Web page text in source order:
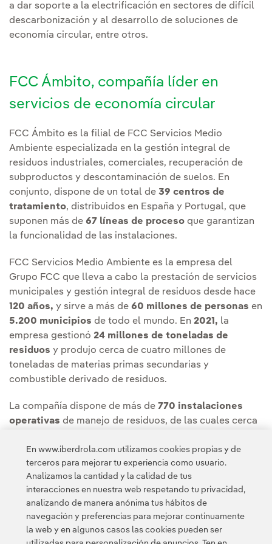
a dar soporte a la electrificación en sectores de difícil
descarbonización y al desarrollo de soluciones de
economía circular, entre otros.
FCC Ámbito, compañía líder en
servicios de economía circular
FCC Ámbito es la filial de FCC Servicios Medio
Ambiente especializada en la gestión integral de
residuos industriales, comerciales, recuperación de
subproductos y descontaminación de suelos. En
conjunto, dispone de un total de 39 centros de
tratamiento, distribuidos en España y Portugal, que
suponen más de 67 líneas de proceso que garantizan
la funcionalidad de las instalaciones.
FCC Servicios Medio Ambiente es la empresa del
Grupo FCC que lleva a cabo la prestación de servicios
municipales y gestión integral de residuos desde hace
120 años, y sirve a más de 60 millones de personas en
5.200 municipios de todo el mundo. En 2021, la
empresa gestionó 24 millones de toneladas de
residuos y produjo cerca de cuatro millones de
toneladas de materias primas secundarias y
combustible derivado de residuos.
La compañía dispone de más de 770 instalaciones
operativas de manejo de residuos, de las cuales cerca
tratamiento y reciclaje de éstos, incluyendo 11
proyectos de valorización energética de residuos con
una capacidad de3,2 millones de toneladas anuales y
360 MW de electricidad no fósil.
En www.iberdrola.com utilizamos cookies propias y de
terceros para mejorar tu experiencia como usuario.
Analizamos la cantidad y la calidad de tus
interacciones en nuestra web respetando tu privacidad,
analizando de manera anónima tus hábitos de
navegación y preferencias para mejorar continuamente
la web y en algunos casos las cookies pueden ser